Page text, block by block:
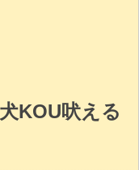
KOU吠える